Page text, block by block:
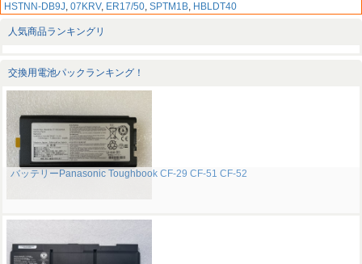
HSTNN-DB9J, 07KRV, ER17/50, SPTM1B, HBLDT40
人気商品ランキングリ
交換用電池パックランキング！
バッテリーPanasonic Toughbook CF-29 CF-51 CF-52